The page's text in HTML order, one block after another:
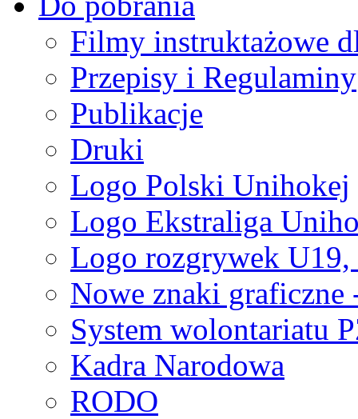
Filmy instruktażowe
Przepisy i Regulaminy
Publikacje
Druki
Logo Polski Unihokej
Logo Ekstraliga
Logo rozgrywek
Nowe znaki graficzne
System wolontariatu
Kadra Narodowa
RODO